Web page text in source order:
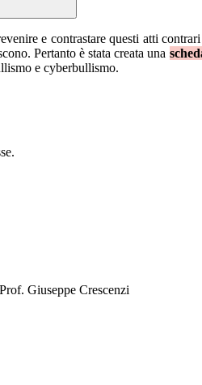
e contrastare questi atti
Pertanto è stata creata una
e cyberbullismo.
Giuseppe Crescenzi